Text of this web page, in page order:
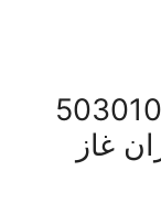
المنقف 50301080
غاز